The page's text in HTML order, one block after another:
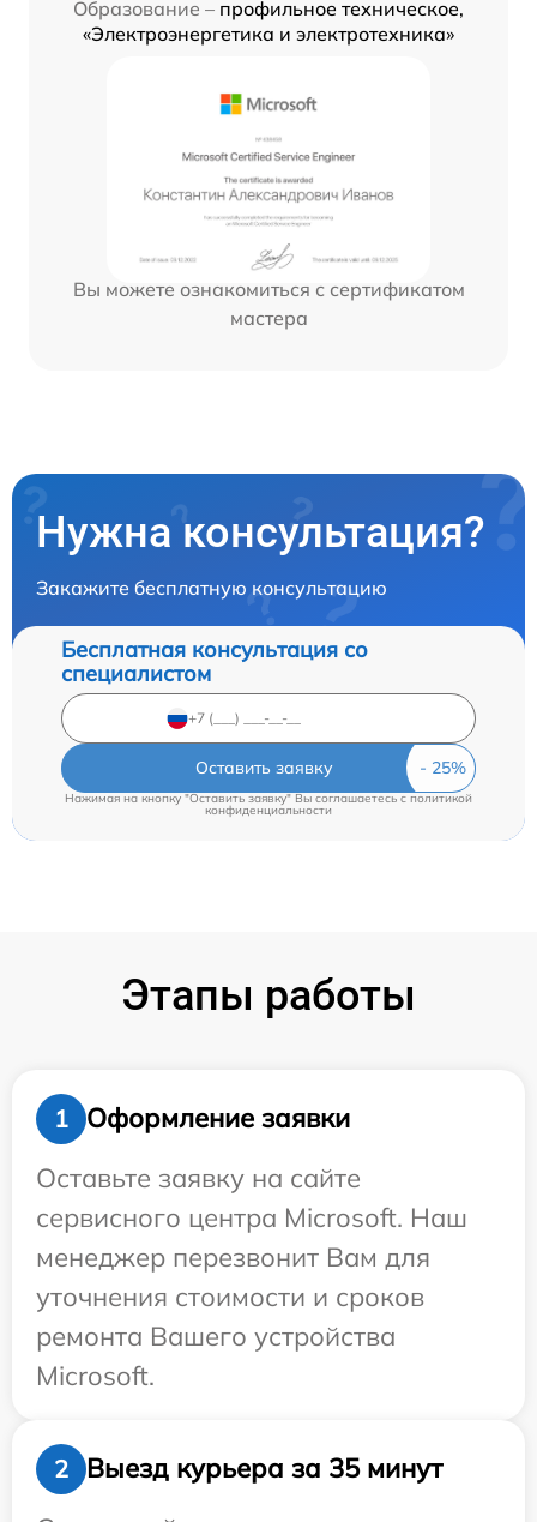
Образование – профильное техническое,
«Электроэнергетика и электротехника»
Вы можете ознакомиться с сертификатом
мастера
Нужна консультация?
Закажите бесплатную консультацию
Бесплатная консультация со
специалистом
Оставить заявку
Нажимая на кнопку "Оставить заявку" Вы соглашаетесь cполитикой
конфиденциальности
Этапы работы
1
Оформление заявки
Оставьте заявку на сайте
сервисного центра Microsoft. Наш
менеджер перезвонит Вам для
уточнения стоимости и сроков
ремонта Вашего устройства
Microsoft.
2
Выезд курьера за 35 минут